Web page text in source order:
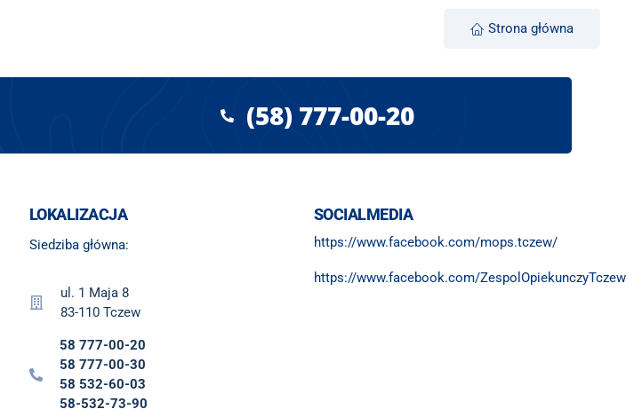
Strona główna
(58) 777-00-20
LOKALIZACJA
Siedziba główna:
ul. 1 Maja 8
83-110 Tczew
58 777-00-20
58 777-00-30
58 532-60-03
58-532-73-90
SOCIALMEDIA
https://www.facebook.com/mops.tczew/
https://www.facebook.com/ZespolOpiekunczyTczew